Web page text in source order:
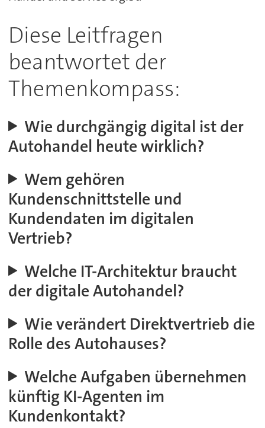
Diese Leitfragen
beantwortet der
Themenkompass:
Wie durchgängig digital ist der
Autohandel heute wirklich?
Wem gehören
Kundenschnittstelle und
Kundendaten im digitalen
Vertrieb?
Welche IT-Architektur braucht
der digitale Autohandel?
Wie verändert Direktvertrieb die
Rolle des Autohauses?
Welche Aufgaben übernehmen
künftig KI-Agenten im
Kundenkontakt?